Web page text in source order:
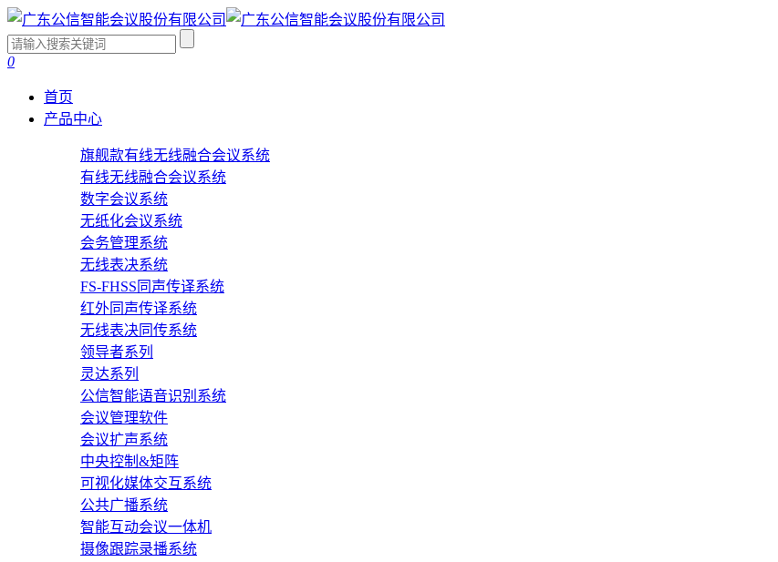
0
首页
产品中心
旗舰款有线无线融合会议系统
有线无线融合会议系统
数字会议系统
无纸化会议系统
会务管理系统
无线表决系统
FS-FHSS同声传译系统
红外同声传译系统
无线表决同传系统
领导者系列
灵达系列
公信智能语音识别系统
会议管理软件
会议扩声系统
中央控制&矩阵
可视化媒体交互系统
公共广播系统
智能互动会议一体机
摄像跟踪录播系统